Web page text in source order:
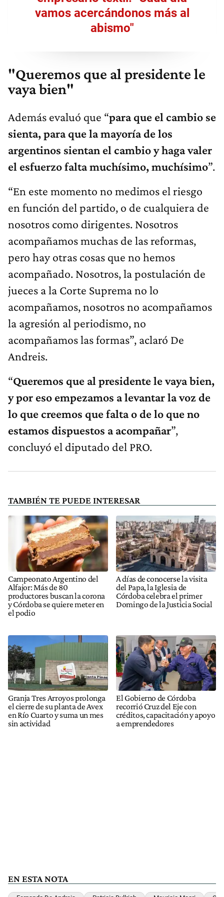
vamos acercándonos más al
abismo"
"Queremos que al presidente le
vaya bien"
Además evaluó que “para que el cambio se
sienta, para que la mayoría de los
argentinos sientan el cambio y haga valer
el esfuerzo falta muchísimo, muchísimo”.
“En este momento no medimos el riesgo
en función del partido, o de cualquiera de
nosotros como dirigentes. Nosotros
acompañamos muchas de las reformas,
pero hay otras cosas que no hemos
acompañado. Nosotros, la postulación de
jueces a la Corte Suprema no lo
acompañamos, nosotros no acompañamos
la agresión al periodismo, no
acompañamos las formas”, aclaró De
Andreis.
“Queremos que al presidente le vaya bien,
y por eso empezamos a levantar la voz de
lo que creemos que falta o de lo que no
estamos dispuestos a acompañar”,
concluyó el diputado del PRO.
TAMBIÉN TE PUEDE INTERESAR
Campeonato Argentino del
Alfajor: Más de 80
productores buscan la corona
y Córdoba se quiere meter en
el podio
A días de conocerse la visita
del Papa, la Iglesia de
Córdoba celebra el primer
Domingo de la Justicia Social
Granja Tres Arroyos prolonga
el cierre de su planta de Avex
en Río Cuarto y suma un mes
sin actividad
El Gobierno de Córdoba
recorrió Cruz del Eje con
créditos, capacitación y apoyo
a emprendedores
EN ESTA NOTA